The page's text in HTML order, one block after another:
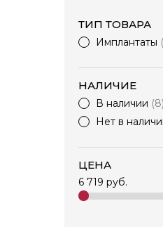
ТИП ТОВАРА
Имплантаты
НАЛИЧИЕ
В наличии
8
Нет в
ЦЕНА
6 719 руб.